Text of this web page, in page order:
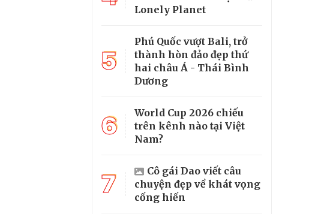
Lonely Planet
5
Phú Quốc vượt Bali, trở
thành hòn đảo đẹp thứ
hai châu Á - Thái Bình
Dương
6
World Cup 2026 chiếu
trên kênh nào tại Việt
Nam?
7
Cô gái Dao viết câu
chuyện đẹp về khát vọng
cống hiến